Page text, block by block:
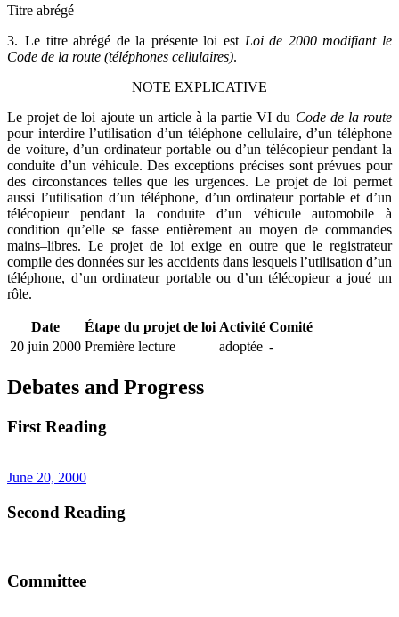
Titre abrégé
3. Le titre abrégé de la présente loi est Loi de 2000 modifiant le
Code de la route (téléphones cellulaires).
NOTE EXPLICATIVE
Le projet de loi ajoute un article à la partie VI du Code de la route
pour interdire l’utilisation d’un téléphone cellulaire, d’un téléphone
de voiture, d’un ordinateur portable ou d’un télécopieur pendant la
conduite d’un véhicule. Des exceptions précises sont prévues pour
des circonstances telles que les urgences. Le projet de loi permet
aussi l’utilisation d’un téléphone, d’un ordinateur portable et d’un
télécopieur pendant la conduite d’un véhicule automobile à
condition qu’elle se fasse entièrement au moyen de commandes
mains–libres. Le projet de loi exige en outre que le registrateur
compile des données sur les accidents dans lesquels l’utilisation d’un
téléphone, d’un ordinateur portable ou d’un télécopieur a joué un
rôle.
Date Étape du projet de loi Activité Comité
20 juin 2000 Première lecture adoptée -
Debates and Progress
First Reading
June 20, 2000
Second Reading
Committee